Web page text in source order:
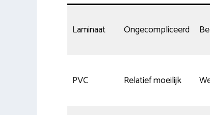
Laminaat Ongecompliceerd
PVC Relatief moeilijk